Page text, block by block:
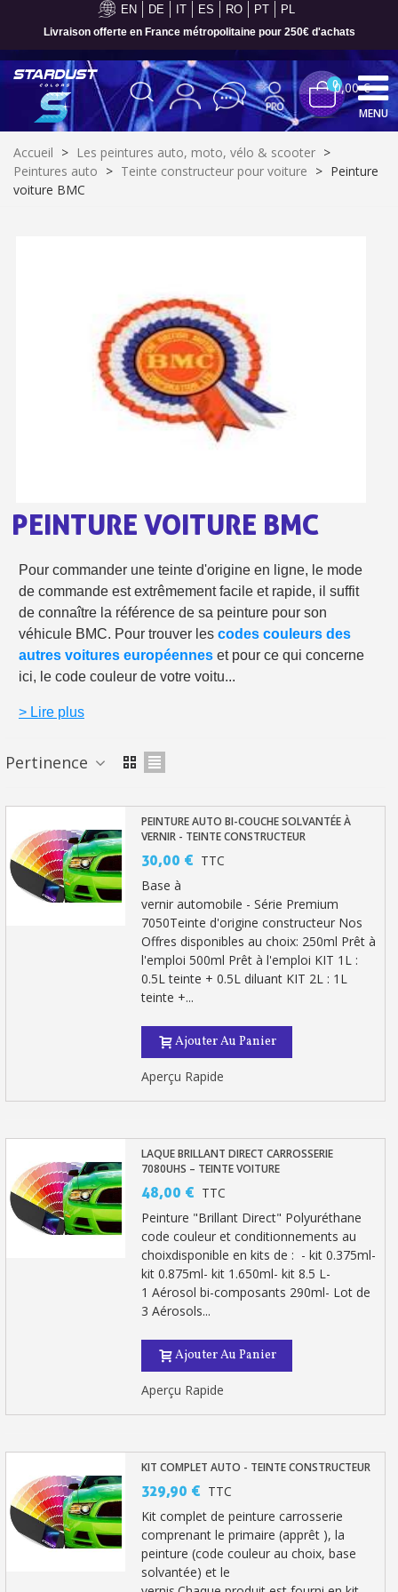
EN DE IT ES RO PT PL
Paiement en 4x sans frais dès 30€ d'achats
Inscription à la newsletter : 5€ de réduction
Livraison sous 24 h en France Métropolitaine
Livraison offerte en France métropolitaine pour 250€ d'achats
Paiement en 4x sans frais dès 30€ d'achats
Livraison sous 24 h en France Métropolitaine
Retour produits sous 14 jours
Réduction de 5€ sur la première commande
10€ de bon d'achat pour chaque parrainage
Livraison offerte en France métropolitaine pour 250€ d'achats
Votre devis en ligne en moins d'1 minute
Partagez vos créations et obtenez des bons d'achat
Gagnez des points de fidélité à chaque commande
Livraison sous 24 h en France Métropolitaine
Retour produits sous 14 jours
Inscription à la newsletter : 5€ de réduction
Livraison sous 24 h en France Métropolitaine
Livraison offerte en France métropolitaine pour 250€ d'achats
Paiement en 4x sans frais dès 30€ d'achats
Votre devis en ligne en moins d'1 minute
00,00 €
MENU
Accueil > Les peintures auto, moto, vélo & scooter >
Peintures auto > Teinte constructeur pour voiture > Peinture
voiture BMC
PEINTURE VOITURE BMC
Pour commander une teinte d'origine en ligne, le mode
de commande est extrêmement facile et rapide, il suffit
de connaître la référence de sa peinture pour son
véhicule BMC. Pour trouver les codes couleurs des
autres voitures européenneset pour ce qui concerne
ici, le code couleur de votre voitu...
> Lire plus
Pertinence
PEINTURE AUTO BI-COUCHE SOLVANTÉE À
VERNIR - TEINTE CONSTRUCTEUR
30,00 € TTC
Base à
vernir automobile - Série Premium
7050Teinte d'origine constructeur Nos
Offres disponibles au choix: 250ml Prêt à
l'emploi 500ml Prêt à l'emploi KIT 1L :
0.5L teinte + 0.5L diluant KIT 2L : 1L
teinte +...
Ajouter Au Panier
Aperçu Rapide
LAQUE BRILLANT DIRECT CARROSSERIE
7080UHS – TEINTE VOITURE
48,00 € TTC
Peinture "Brillant Direct" Polyuréthane
code couleur et conditionnements au
choixdisponible en kits de : - kit 0.375ml-
kit 0.875ml- kit 1.650ml- kit 8.5 L-
1 Aérosol bi-composants 290ml- Lot de
3 Aérosols...
Ajouter Au Panier
Aperçu Rapide
KIT COMPLET AUTO - TEINTE CONSTRUCTEUR
329,90 € TTC
Kit complet de peinture carrosserie
comprenant le primaire (apprêt ), la
peinture (code couleur au choix, base
solvantée) et le